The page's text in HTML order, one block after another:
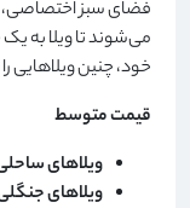
فضای سبز اختصاصی،
می‌شوند تا ویلا به
خود، چنین ویلاهایی
قیمت متوسط
ویلاهای ساحلی: از 10 تا 20
ویلاهای جنگلی: از 7 تا 15